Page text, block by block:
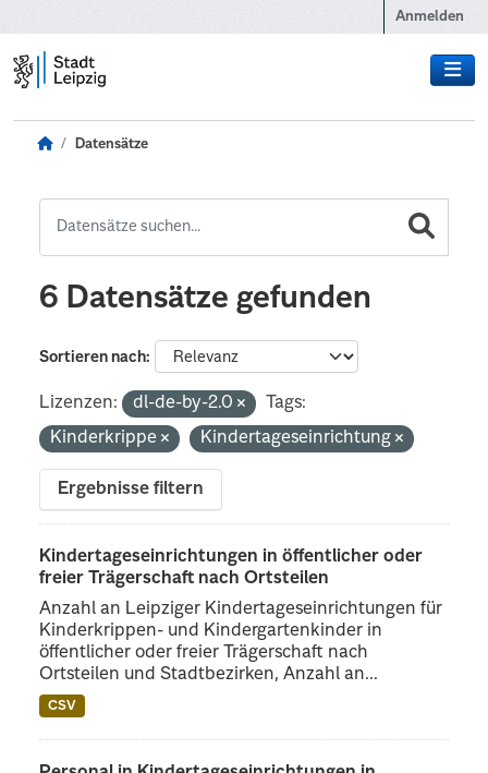
Anmelden
Datensätze
6 Datensätze gefunden
Sortieren nach
Lizenzen: dl-de-by-2.0
Tags:
Kinderkrippe
Kindertageseinrichtung
Ergebnisse filtern
Kindertageseinrichtungen in öffentlicher oder
freier Trägerschaft nach Ortsteilen
Anzahl an Leipziger Kindertageseinrichtungen für
Kinderkrippen- und Kindergartenkinder in
öffentlicher oder freier Trägerschaft nach
Ortsteilen und Stadtbezirken, Anzahl an...
CSV